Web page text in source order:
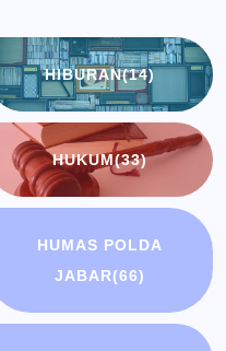
HIBURAN(14)
HUKUM(33)
HUMAS POLDA
JABAR(66)